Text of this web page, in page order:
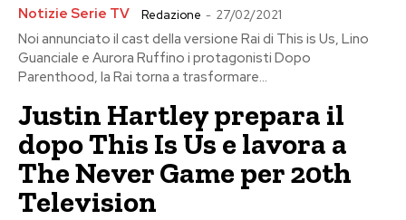
Notizie Serie TV Redazione - 27/02/2021
Noi annunciato il cast della versione Rai di This is Us, Lino
Guanciale e Aurora Ruffino i protagonisti Dopo
Parenthood, la Rai torna a trasformare...
Justin Hartley prepara il
dopo This Is Us e lavora a
The Never Game per 20th
Television